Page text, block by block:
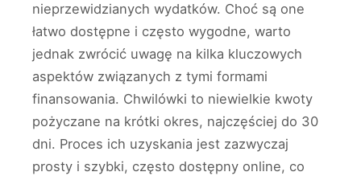
nieprzewidzianych wydatków. Choć są one
łatwo dostępne i często wygodne, warto
jednak zwrócić uwagę na kilka kluczowych
aspektów związanych z tymi formami
finansowania. Chwilówki to niewielkie kwoty
pożyczane na krótki okres, najczęściej do 30
dni. Proces ich uzyskania jest zazwyczaj
prosty i szybki, często dostępny online, co